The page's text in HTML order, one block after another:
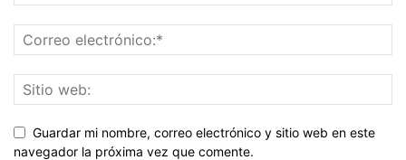
Guardar mi nombre, correo electrónico y sitio web en este
navegador la próxima vez que comente.